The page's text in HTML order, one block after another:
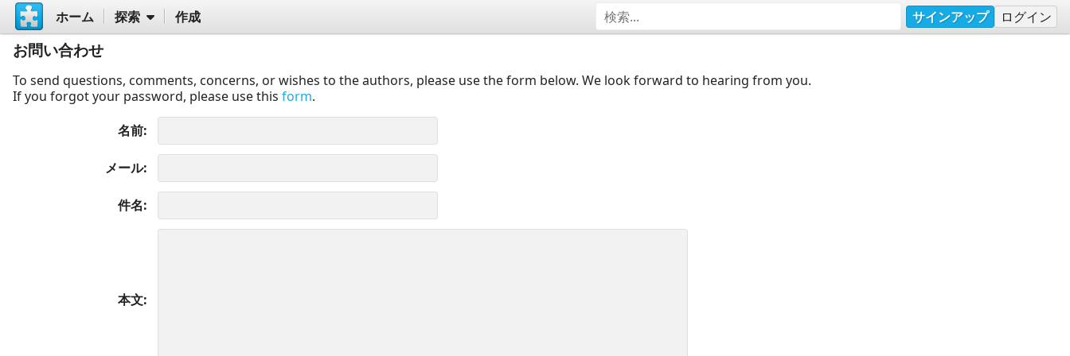
ホーム 探索 作成 サインアップ ログイン
お問い合わせ
To send questions, comments, concerns, or wishes to the authors, please use the form below. We look forward to hearing from you.
If you forgot your password, please use this form.
名前
メール
件名
本文